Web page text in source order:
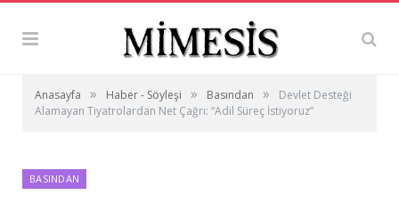
Anasayfa » Haber - Söyleşi » Basından »
Devlet Desteği
Alamayan Tiyatrolardan Net Çağrı: “Adil Süreç İstiyoruz”
BASINDAN